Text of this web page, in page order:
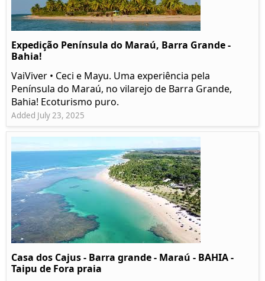
Expedição Península do Maraú, Barra Grande -
Bahia!
VaiViver • Ceci e Mayu. Uma experiência pela
Península do Maraú, no vilarejo de Barra Grande,
Bahia! Ecoturismo puro.
Added July 23, 2025
Casa dos Cajus - Barra grande - Maraú - BAHIA -
Taipu de Fora praia